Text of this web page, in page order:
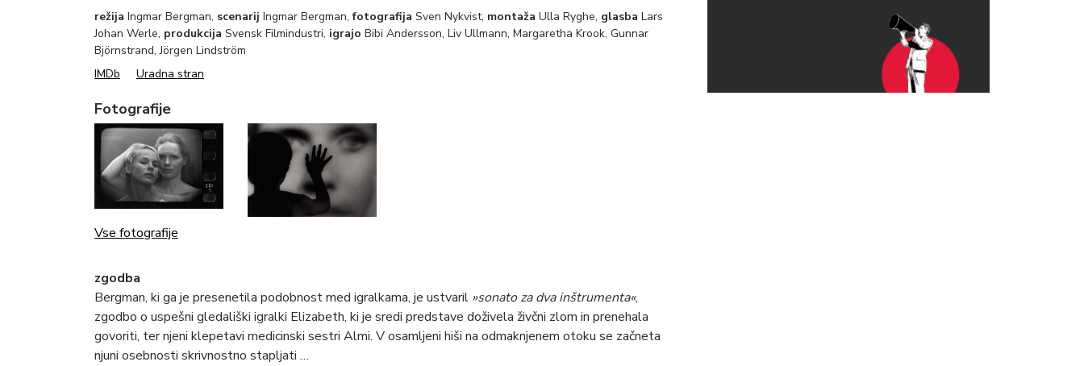
režija Ingmar Bergman, scenarij Ingmar Bergman,fotografija Sven Nykvist, montaža Ulla Ryghe, glasba Lars
Johan Werle, produkcija Svensk Filmindustri, igrajo Bibi Andersson, Liv Ullmann, Margaretha Krook, Gunnar
Björnstrand, Jörgen Lindström
IMDb
Uradna stran
Fotografije
Vse fotografije
zgodba
Bergman, ki ga je presenetila podobnost med igralkama, je ustvaril »sonato za dva inštrumenta«,
zgodbo o uspešni gledališki igralki Elizabeth, ki je sredi predstave doživela živčni zlom in prenehala
govoriti, ter njeni klepetavi medicinski sestri Almi. V osamljeni hiši na odmaknjenem otoku se začneta
njuni osebnosti skrivnostno stapljati …